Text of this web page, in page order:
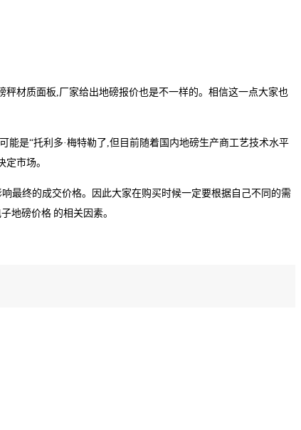
材质面板,厂家给出地磅报价也是不一样的。相信这一点大家也
是“托利多·梅特勒了,但目前随着国内地磅生产商工艺技术水平
市场。
最终的成交价格。因此大家在购买时候一定要根据自己不同的需
地磅价格 的相关因素。